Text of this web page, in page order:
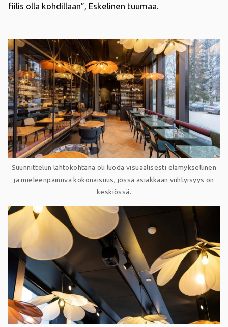
fiilis olla kohdillaan”, Eskelinen tuumaa.
Suunnittelun lähtökohtana oli luoda visuaalisesti elämyksellinen
ja mieleenpainuva kokonaisuus, jossa asiakkaan viihtyisyys on
keskiössä.